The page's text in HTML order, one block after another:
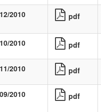
2010 pdf
2010 pdf
2010 pdf
2010 pdf